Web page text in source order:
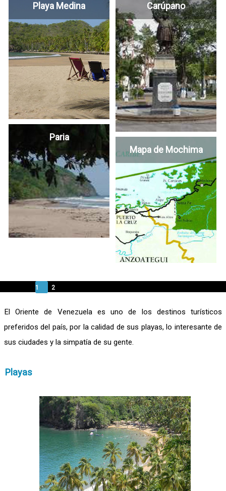
Playa Medina Carúpano
Paria
Mapa de Mochima
1 2
El Oriente de Venezuela es uno de los destinos turísticos
preferidos del país, por la calidad de sus playas, lo interesante de
sus ciudades y la simpatía de su gente.
Playas